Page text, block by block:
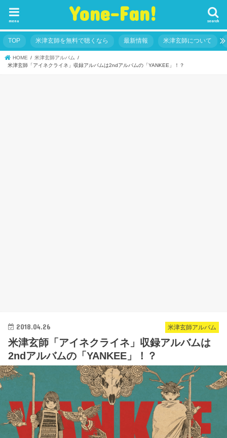
Yone-Fan! search
menu
TOP 米津玄師を無料で聴くなら 最新情報 米津玄師について
HOME
米津玄師アルバム
米津玄師「アイネクライネ」収録アルバムは2ndアルバムの「YANKEE」！？
米津玄師アルバム
2018.04.26
米津玄師「アイネクライネ」収録アルバムは
2ndアルバムの「YANKEE」！？